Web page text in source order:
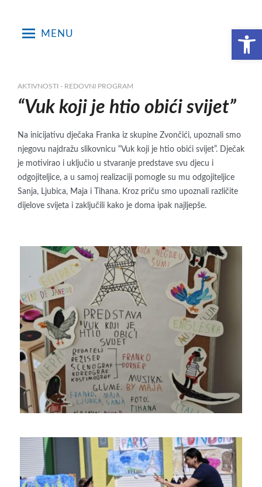
Open toolbar
MENU
AKTIVNOSTI - REDOVNI PROGRAM
“Vuk koji je htio obići svijet”
Na inicijativu dječaka Franka iz skupine Zvončići, upoznali smo
njegovu najdražu slikovnicu “Vuk koji je htio obići svijet”. Dječak
je motivirao i uključio u stvaranje predstave svu djecu i
odgojiteljice, a u samoj realizaciji pomogle su mu odgojiteljice
Sanja, Ljubica, Maja i Tihana. Kroz priču smo upoznali različite
dijelove svijeta i zaključili kako je doma ipak najljepše.